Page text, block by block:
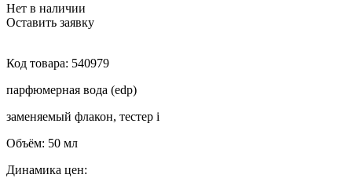
Нет в наличии
Оставить заявку
Код товара: 540979
парфюмерная вода (edp)
заменяемый флакон, тестер i
Объём: 50 мл
Динамика цен: